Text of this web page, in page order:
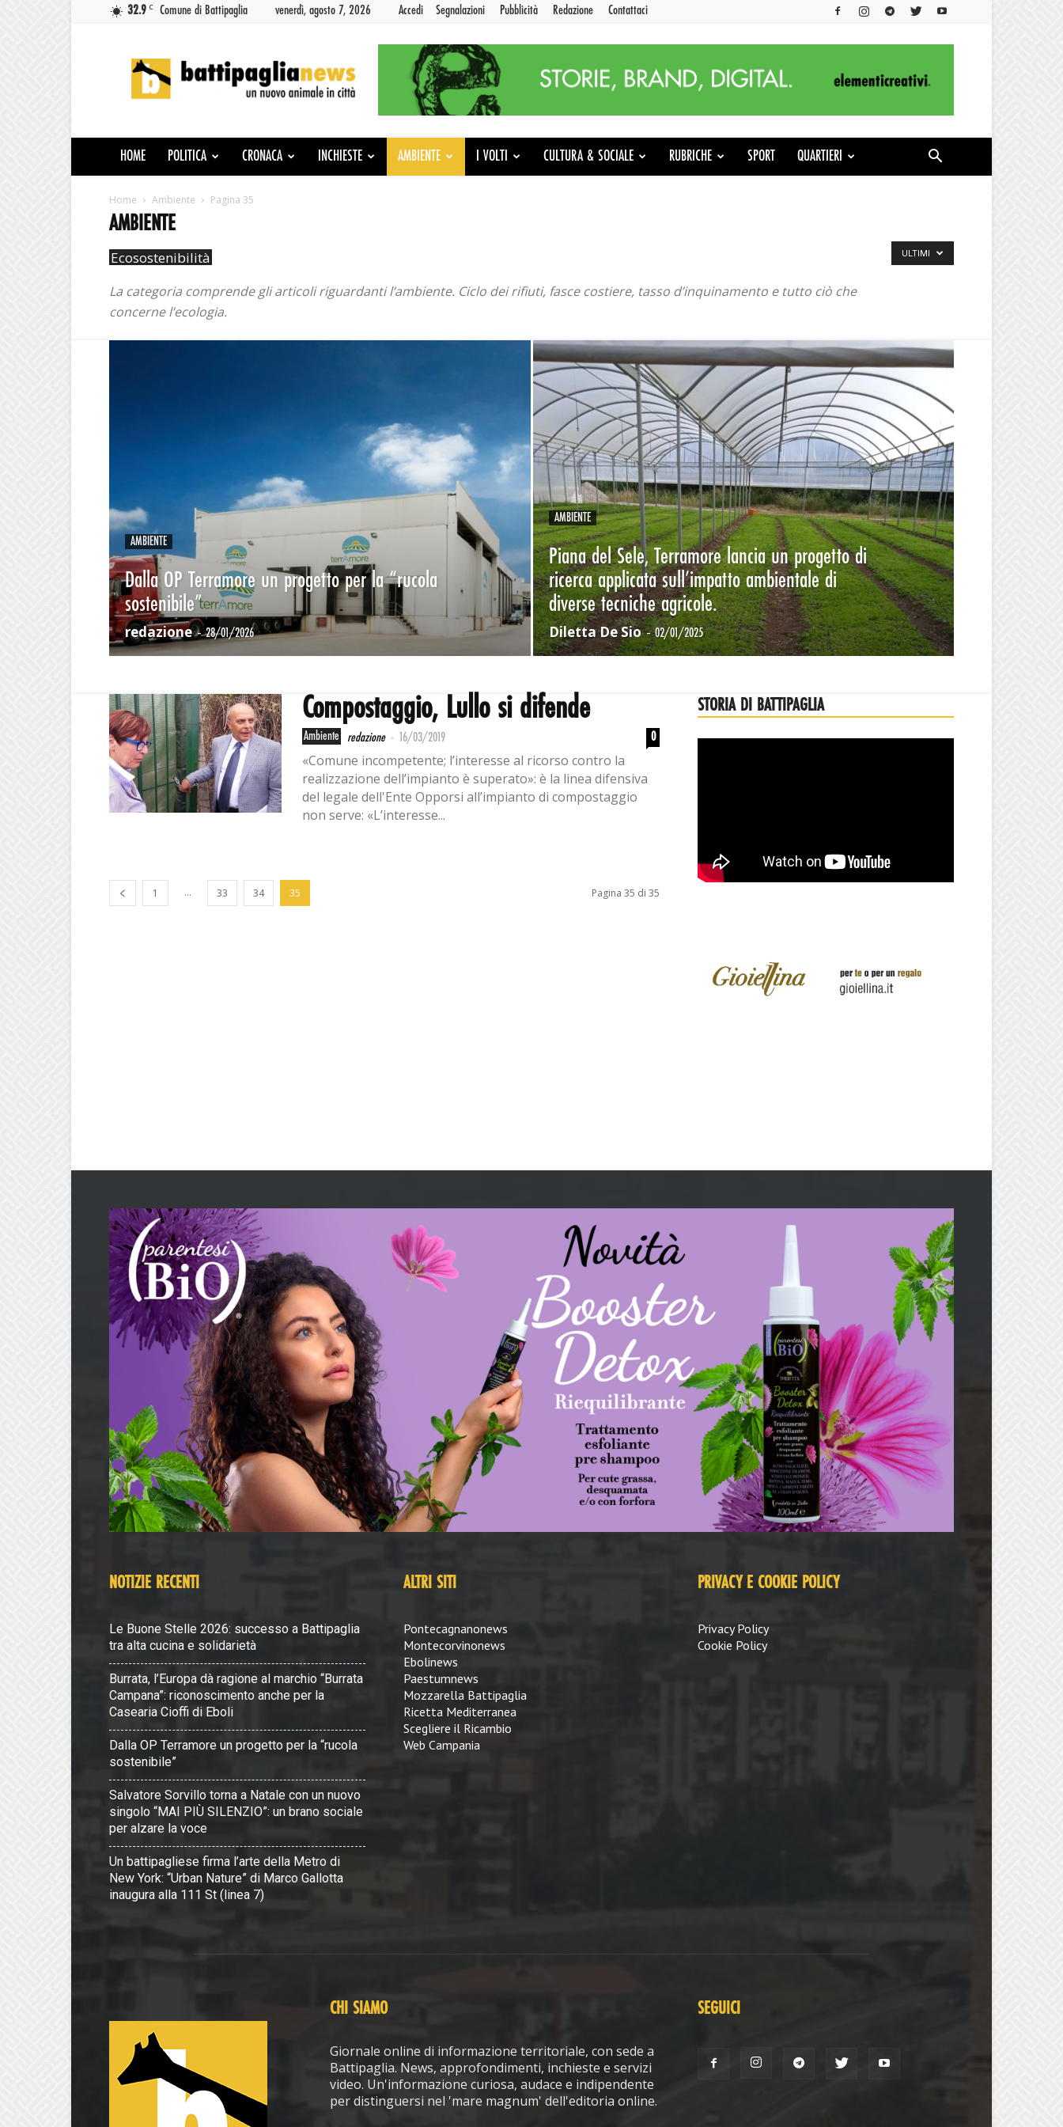
32.9 C Comune di Battipaglia venerdì, agosto 7, 2026 Accedi Segnalazioni Pubblicità Redazione Contattaci
News
HOME POLITICA CRONACA INCHIESTE AMBIENTE I VOLTI CULTURA & SOCIALE RUBRICHE SPORT QUARTIERI
Home Ambiente Pagina 35
AMBIENTE
Ecosostenibilità
La categoria comprende gli articoli riguardanti l’ambiente. Ciclo dei rifiuti, fasce costiere, tasso d’inquinamento e tutto ciò che
concerne l’ecologia.
ULTIMI
AMBIENTE
Dalla OP Terramore un progetto per la “rucola
sostenibile”
redazione - 28/01/2026
AMBIENTE
Piana del Sele, Terramore lancia un progetto di
ricerca applicata sull’impatto ambientale di
diverse tecniche agricole.
Diletta De Sio - 02/01/2025
Compostaggio, Lullo si difende
Ambiente redazione - 16/03/2019 0
«Comune incompetente; l’interesse al ricorso contro la
realizzazione dell’impianto è superato»: è la linea difensiva
del legale dell'Ente Opporsi all’impianto di compostaggio
non serve: «L’interesse...
1 ... 33 34 35 Pagina 35 di 35
STORIA DI BATTIPAGLIA
NOTIZIE RECENTI
Le Buone Stelle 2026: successo a Battipaglia
tra alta cucina e solidarietà
Burrata, l’Europa dà ragione al marchio “Burrata
Campana”: riconoscimento anche per la
Casearia Cioffi di Eboli
Dalla OP Terramore un progetto per la “rucola
sostenibile”
Salvatore Sorvillo torna a Natale con un nuovo
singolo “MAI PIÙ SILENZIO”: un brano sociale
per alzare la voce
Un battipagliese firma l’arte della Metro di
New York: “Urban Nature” di Marco Gallotta
inaugura alla 111 St (linea 7)
ALTRI SITI
Pontecagnanonews
Montecorvinonews
Ebolinews
Paestumnews
Mozzarella Battipaglia
Ricetta Mediterranea
Scegliere il Ricambio
Web Campania
PRIVACY E COOKIE POLICY
Privacy Policy
Cookie Policy
CHI SIAMO
Giornale online di informazione territoriale, con sede a
Battipaglia. News, approfondimenti, inchieste e servizi
video. Un'informazione curiosa, audace e indipendente
per distinguersi nel 'mare magnum' dell'editoria online.
SEGUICI